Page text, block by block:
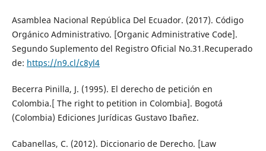
Asamblea Nacional República Del Ecuador. (2017). Código
Orgánico Administrativo. [Organic Administrative Code].
Segundo Suplemento del Registro Oficial No.31.Recuperado
de: https://n9.cl/c8yl4
Becerra Pinilla, J. (1995). El derecho de petición en
Colombia.[ The right to petition in Colombia]. Bogotá
(Colombia) Ediciones Jurídicas Gustavo Ibañez.
Cabanellas, C. (2012). Diccionario de Derecho. [Law